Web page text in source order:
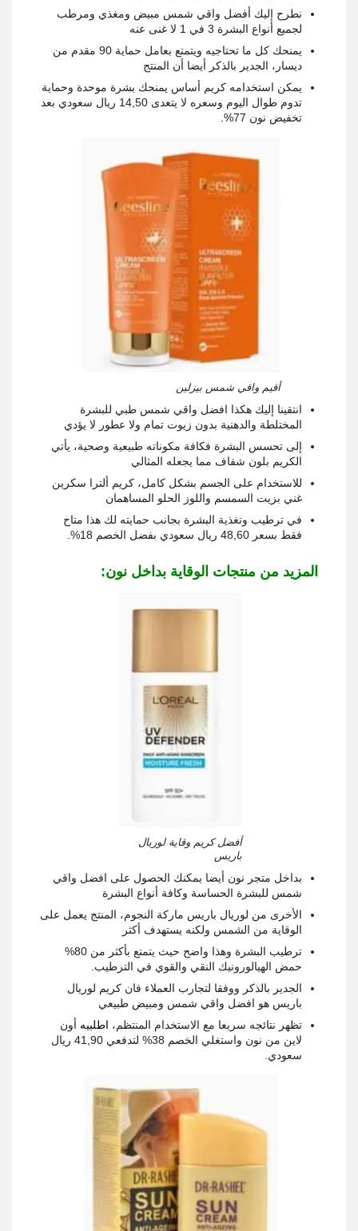
نطرح إليك أفضل واقي شمس مبيض ومغذي ومرطب
لجميع أنواع البشرة 3 في 1 لا غنى عنه
يمنحك كل ما تحتاجيه ويتمتع بعامل حماية 90 مقدم من
ديسار، الجدير بالذكر أيضا أن المنتج
يمكن استخدامه كريم أساس يمنحك بشرة موحدة وحماية
تدوم طوال اليوم وسعره لا يتعدى 14,50 ريال سعودي بعد
تخفيض نون 77%
أقيم واقي شمس بيزلين
انتقينا إليك هكذا افضل واقي شمس طبي للبشرة
المختلطة والدهنية بدون زيوت تمام ولا عطور لا يؤدي
إلى تحسس البشرة فكافة مكوناته طبيعية وصحية، يأتي
الكريم بلون شفاف مما يجعله المثالي
للاستخدام على الجسم بشكل كامل، كريم ألترا سكرين
غني بزيت السمسم واللوز الحلو المساهمان
في ترطيب وتغذية البشرة بجانب حمايته لك هذا متاح
فقط بسعر 48,60 ريال سعودي بفضل الخصم 18%
المزيد من منتجات الوقاية بداخل نون:
أفضل كريم وقاية لوريال
باريس
بداخل متجر نون أيضا يمكنك الحصول على افضل واقي
شمس للبشرة الحساسة وكافة أنواع البشرة
الأخرى من لوريال باريس ماركة النجوم، المنتج يعمل على
الوقاية من الشمس ولكنه يستهدف أكثر
ترطيب البشرة وهذا واضح حيث يتمتع بأكثر من 80%
حمض الهيالورونيك النقي والقوي في الترطيب.
الجدير بالذكر ووفقا لتجارب العملاء فان كريم لوريال
باريس هو افضل واقي شمس ومبيض طبيعي
تظهر نتائجه سريعا مع الاستخدام المنتظم، اطلبيه أون
لاين من نون واستغلي الخصم لتدفعي
ريال
سعودي.